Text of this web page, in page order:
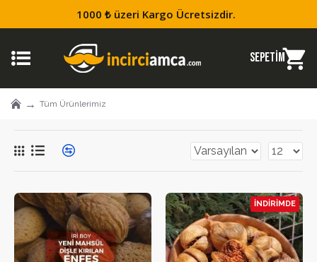
1000 ₺ üzeri Kargo Ücretsizdir.
Tüm Ürünlerimiz
İNDIRIMDE